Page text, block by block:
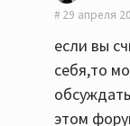
29 апреля
если вы
себя,то
этом